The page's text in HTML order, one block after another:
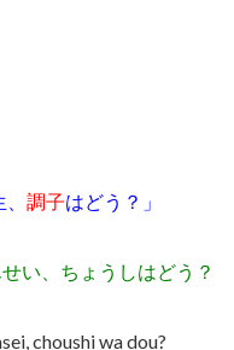
調子はどう？」
い、ちょうしはどう？
choushi wa dou?